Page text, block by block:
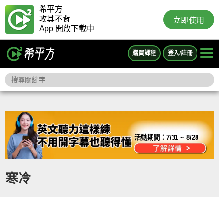
希平方
攻其不背
App 開放下載中
立即使用
購買課程 登入/註冊
活動期間：7/31 ~ 8/28
寒冷